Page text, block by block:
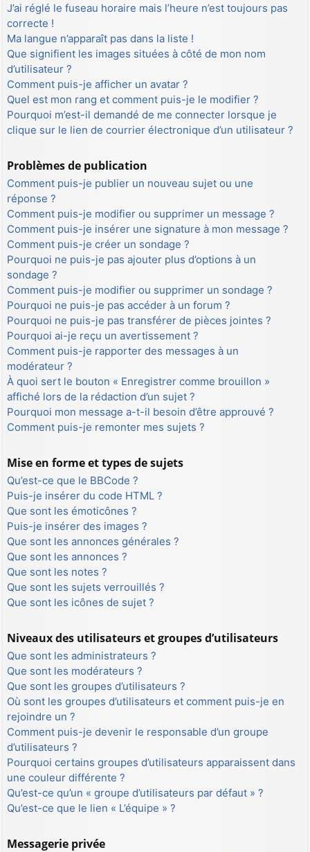
J’ai réglé le fuseau horaire mais l’heure n’est toujours pas
correcte !
Ma langue n’apparaît pas dans la liste !
Que signifient les images situées à côté de mon nom
d’utilisateur ?
Comment puis-je afficher un avatar ?
Quel est mon rang et comment puis-je le modifier ?
Pourquoi m’est-il demandé de me connecter lorsque je
clique sur le lien de courrier électronique d’un utilisateur ?
Problèmes de publication
Comment puis-je publier un nouveau sujet ou une
réponse ?
Comment puis-je modifier ou supprimer un message ?
Comment puis-je insérer une signature à mon message ?
Comment puis-je créer un sondage ?
Pourquoi ne puis-je pas ajouter plus d’options à un
sondage ?
Comment puis-je modifier ou supprimer un sondage ?
Pourquoi ne puis-je pas accéder à un forum ?
Pourquoi ne puis-je pas transférer de pièces jointes ?
Pourquoi ai-je reçu un avertissement ?
Comment puis-je rapporter des messages à un
modérateur ?
À quoi sert le bouton « Enregistrer comme brouillon »
affiché lors de la rédaction d’un sujet ?
Pourquoi mon message a-t-il besoin d’être approuvé ?
Comment puis-je remonter mes sujets ?
Mise en forme et types de sujets
Qu’est-ce que le BBCode ?
Puis-je insérer du code HTML ?
Que sont les émoticônes ?
Puis-je insérer des images ?
Que sont les annonces générales ?
Que sont les annonces ?
Que sont les notes ?
Que sont les sujets verrouillés ?
Que sont les icônes de sujet ?
Niveaux des utilisateurs et groupes d’utilisateurs
Que sont les administrateurs ?
Que sont les modérateurs ?
Que sont les groupes d’utilisateurs ?
Où sont les groupes d’utilisateurs et comment puis-je en
rejoindre un ?
Comment puis-je devenir le responsable d’un groupe
d’utilisateurs ?
Pourquoi certains groupes d’utilisateurs apparaissent dans
une couleur différente ?
Qu’est-ce qu’un « groupe d’utilisateurs par défaut » ?
Qu’est-ce que le lien « L’équipe » ?
Messagerie privée